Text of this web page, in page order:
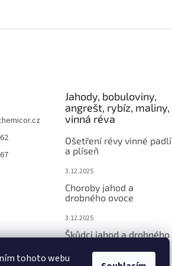
tohoto webu
Jahody, bobuloviny,
angrešt, rybíz, maliny,
vinná réva
Ošetření révy vinné padlí
a plíseň
3.12.2025
Choroby jahod a
drobného ovoce
3.12.2025
Škůdci jahod a drobného